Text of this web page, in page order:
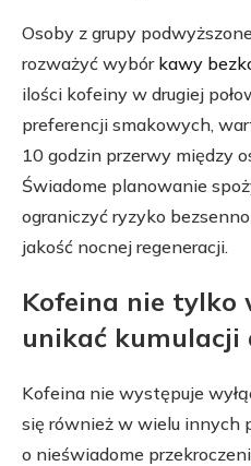
Osoby z grupy
rozważyć wybór kawy
ilości kofeiny w drugiej
preferencji smakowych,
10 godzin przerwy między
Świadome planowanie
ograniczyć ryzyko
jakość nocnej regeneracji.
Kofeina nie tylko
unikać kumulacji
Kofeina nie występuje
się również w wielu innych
o nieświadome